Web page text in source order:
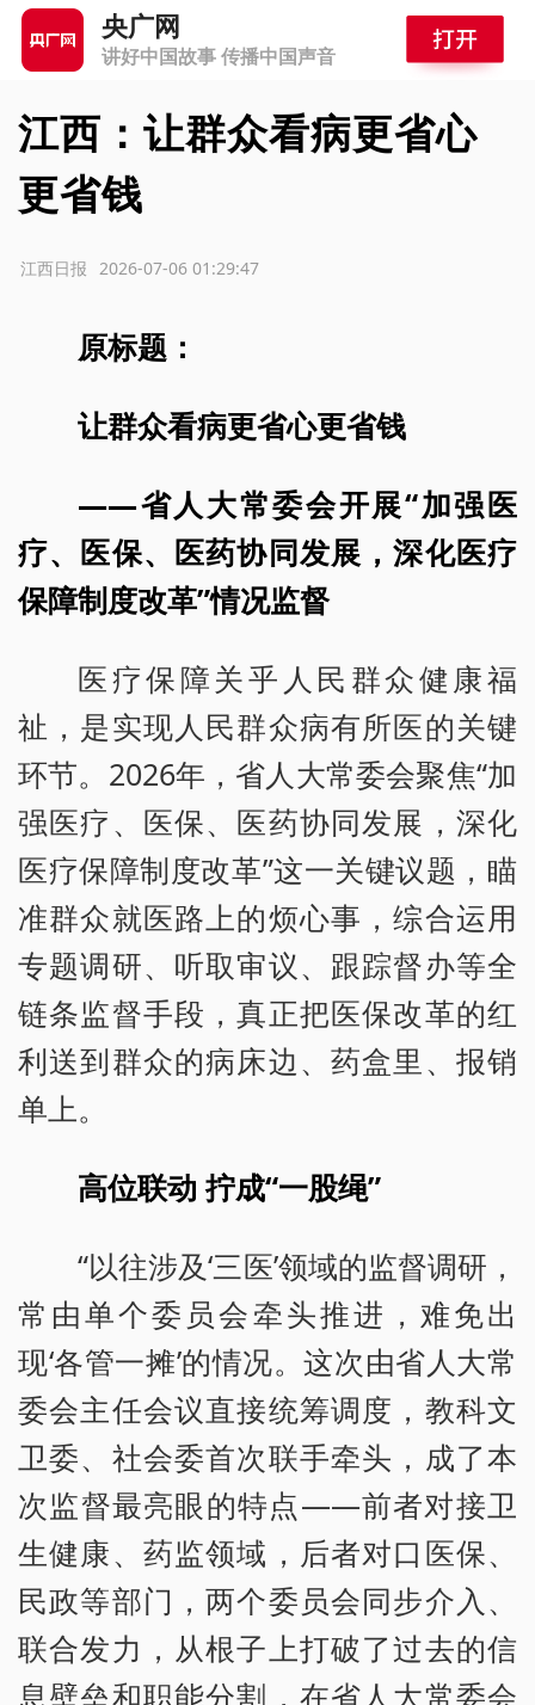
央广网
讲好中国故事 传播中国声音
江西：让群众看病更省心
更省钱
2026-07-06 01:29:47
江西日报
原标题：
让群众看病更省心更省钱
——省人大常委会开展“加强医
疗、医保、医药协同发展，深化医疗
保障制度改革”情况监督
医疗保障关乎人民群众健康福
祉，是实现人民群众病有所医的关键
环节。2026年，省人大常委会聚焦“加
强医疗、医保、医药协同发展，深化
医疗保障制度改革”这一关键议题，瞄
准群众就医路上的烦心事，综合运用
专题调研、听取审议、跟踪督办等全
链条监督手段，真正把医保改革的红
利送到群众的病床边、药盒里、报销
单上。
高位联动 拧成“一股绳”
“以往涉及‘三医’领域的监督调研，
常由单个委员会牵头推进，难免出
现‘各管一摊’的情况。这次由省人大常
委会主任会议直接统筹调度，教科文
卫委、社会委首次联手牵头，成了本
次监督最亮眼的特点——前者对接卫
生健康、药监领域，后者对口医保、
民政等部门，两个委员会同步介入、
联合发力，从根子上打破了过去的信
息壁垒和职能分割，在省人大常委会